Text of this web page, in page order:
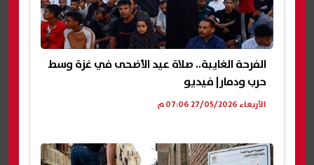
الفرحة الغايبة.. صلاة عيد الأضحى في غزة وسط
حرب ودمار| فيديو
الأربعاء 27/05/2026 07:06 م